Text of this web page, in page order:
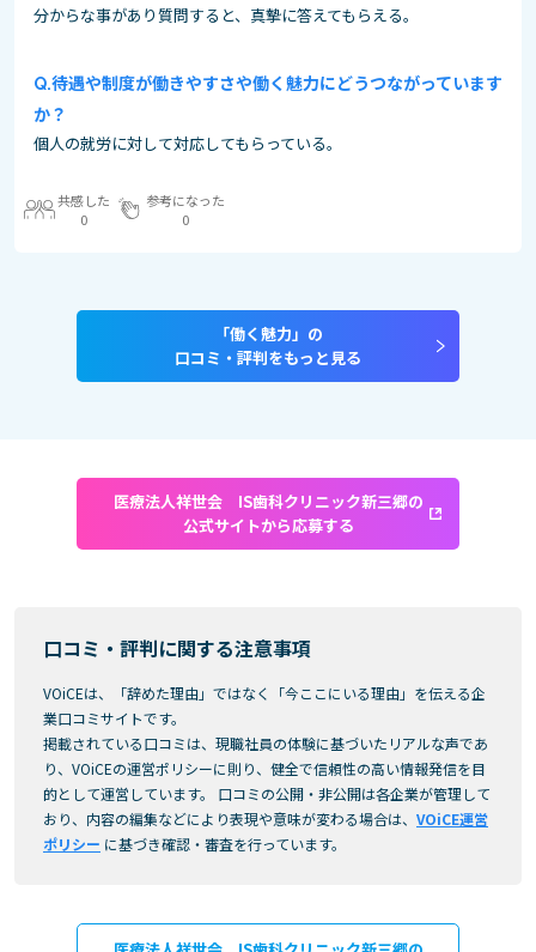
分からな事があり質問すると、真摯に答えてもらえる。
待遇や制度が働きやすさや働く魅力にどうつながっています
か？
個人の就労に対して対応してもらっている。
共感した
0
参考になった
0
「働く魅力」の
口コミ・評判をもっと見る
医療法人祥世会 IS歯科クリニック新三郷の
公式サイトから応募する
口コミ・評判に関する注意事項
VOiCEは、「辞めた理由」ではなく「今ここにいる理由」を伝える企
業口コミサイトです。
掲載されている口コミは、現職社員の体験に基づいたリアルな声であ
り、VOiCEの運営ポリシーに則り、健全で信頼性の高い情報発信を目
的として運営しています。 口コミの公開・非公開は各企業が管理して
おり、内容の編集などにより表現や意味が変わる場合は、 VOiCE運営
ポリシー に基づき確認・審査を行っています。